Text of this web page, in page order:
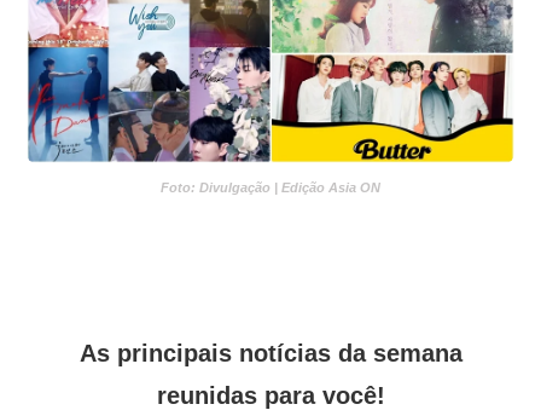
Foto: Divulgação | Edição Asia ON
As principais notícias da semana
reunidas para você!